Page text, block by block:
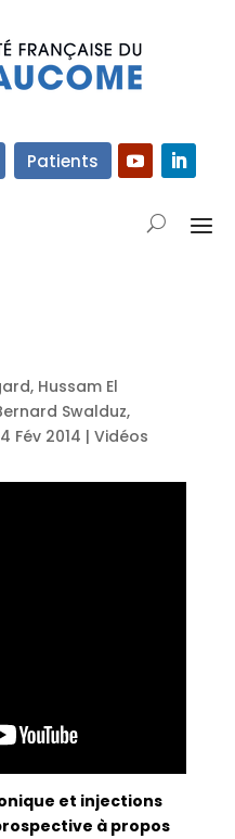
Patients
, Hussam El
Swalduz,
4 Fév 2014 | Vidéos
et injections
à propos